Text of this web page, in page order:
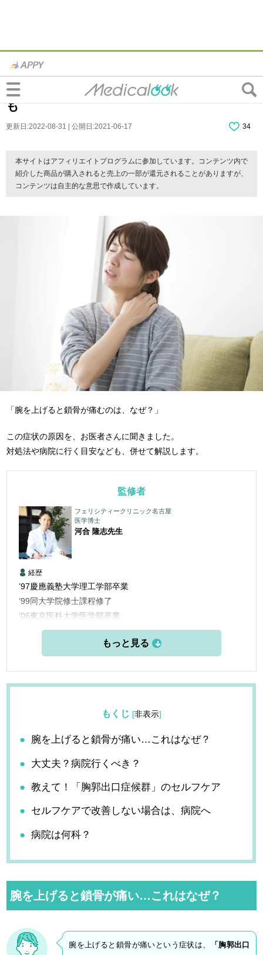
なぜ？腕を上げると鎖骨が痛い…「胸郭出
口症候群」は病院に行くべき？セルフケア
も
更新日:2022-08-31 | 公開日:2021-06-17 34
本サイトはアフィリエイトプログラムに参加しています。コンテンツ内で
紹介した商品が購入されると売上の一部が還元されることがありますが、
コンテンツは自主的な意思で作成しています。
「腕を上げると鎖骨が痛むのは、なぜ？」
この症状の原因を、お医者さんに聞きました。
対処法や病院に行く目安なども、併せて解説します。
監修者
フェリシティークリニック名古屋
医学博士
河合 隆志先生
経歴
’97慶應義塾大学理工学部卒業
’99同大学院修士課程修了
’06東京医科大学医学部卒業
’06三楽病院臨床研修医
’08三楽病院整形外科他勤務
’13愛知医科大学学際的痛みセンター勤務
’15米国ペインマネジメント＆アンチエイジングセンター他研
’16フェリシティークリニック名古屋 開設
もくじ [非表示]
腕を上げると鎖骨が痛い…これはなぜ？
大丈夫？病院行くべき？
教えて！「胸郭出口症候群」のセルフケア
セルフケアで改善しない場合は、病院へ
病院は何科？
腕を上げると鎖骨が痛い…これはなぜ？
腕を上げると鎖骨が痛いという症状は、
「胸郭出口